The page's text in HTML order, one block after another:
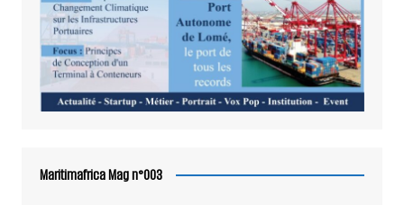
Maritimafrica Mag n°003